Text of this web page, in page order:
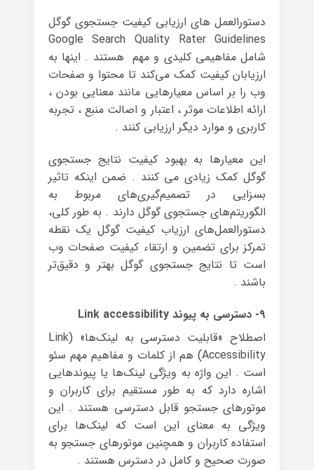
دستورالعمل های ارزیابی کیفیت جستجوی گوگل
Google Search Quality Rater Guidelines
شامل مفاهیمی کلیدی و مهم هستند . اینها به
ارزیابان کیفیت کمک می‌کند تا محتوا و صفحات
وب را بر اساس معیارهایی مانند معنایی بودن ،
ارائه اطلاعات موثر ، اعتبار و اصالت منبع ، تجربه
کاربری و موارد دیگر ارزیابی کنند .
این معیارها به بهبود کیفیت نتایج جستجوی
گوگل کمک زیادی می کنند . ضمن اینکه تاثیر
بسزایی در تصمیم‌گیری‌های مربوط به
الگوریتم‌های جستجوی گوگل دارند . به طور کلی،
دستورالعمل‌های ارزیاب کیفیت گوگل یک نقطه
تمرکز برای تضمین و ارتقاء کیفیت صفحات وب
است تا نتایج جستجوی گوگل بهتر و دقیق‌تر
باشند .
۹- دسترسی به پیوند Link accessibility
اصطلاح «قابلیت دسترسی به لینک‌ها» (Link
Accessibility) هم از کلمات و مفاهیم مهم سئو
است . این واژه به ویژگی لینک‌ها یا پیوندهایی
اشاره دارد که به طور مستقیم برای کاربران و
موتورهای جستجو قابل دسترسی هستند . این
ویژگی به معنای این است که لینک‌ها برای
استفاده کاربران و همچنین موتورهای جستجو به
صورت صحیح و کامل در دسترس هستند .